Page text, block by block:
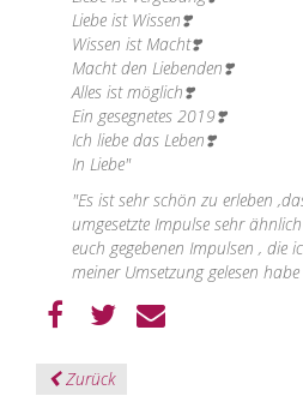
Liebe ist Wissen❣️
Wissen ist Macht❣️
Macht den Liebenden❣️
Alles ist möglich❣️
Ein gesegnetes 2019❣️
Ich liebe das Leben❣️
In Liebe"
"Es ist sehr schön zu erleben
umgesetzte Impulse sehr
euch gegebenen Impulsen , die
meiner Umsetzung gelesen
Zurück